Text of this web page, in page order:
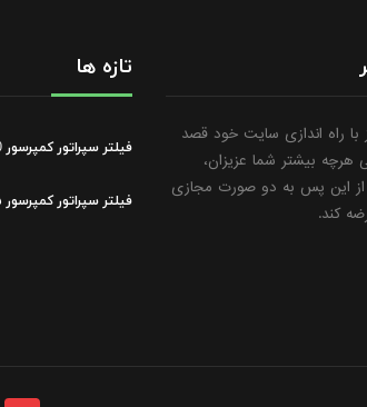
با راه اندازی سایت خود قصد
هرچه بیشتر شما عزیزان،
این پس به دو صورت مجازی
کند.
تازه ها
فیلتر سپراتور کمپرسور ML50 مدل AS2120
فیلتر سپراتور کمپرسور ۵۵-۴۵-HY37